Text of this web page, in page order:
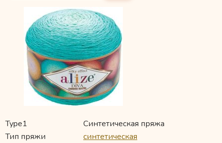
Type1
Синтетическая пряжа
Тип пряжи
синтетическая